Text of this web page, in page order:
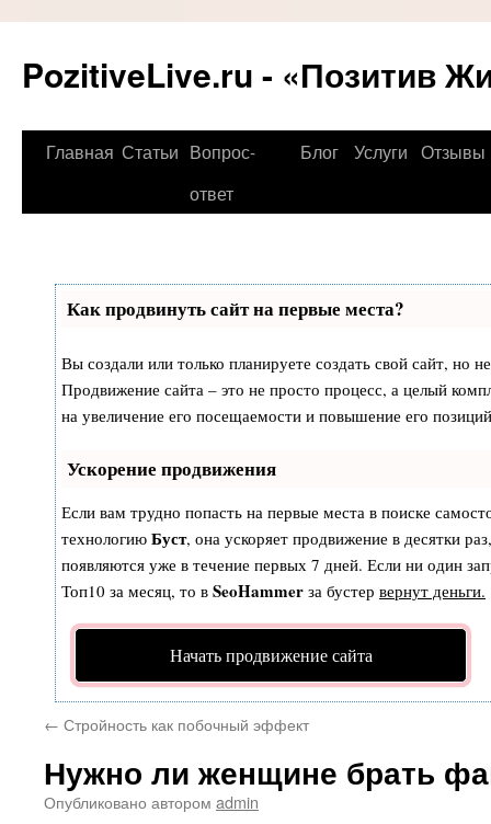
PozitiveLive.ru - «Позитив
Перейти
Главная Статьи Вопрос-
ответ
Блог Услуги Отзывы
Как продвинуть сайт на первые места?
Вы создали или только планируете создать свой сайт, но
Продвижение сайта – это не просто процесс, а целый
на увеличение его посещаемости и повышение его
Ускорение продвижения
Если вам трудно попасть на первые места в поиске
технологию Буст, она ускоряет продвижение в десятки
появляются уже в течение первых 7 дней. Если ни один
Топ10 за месяц, то в SeoHammer за бустер вернут деньги.
Начать продвижение сайта
← Стройность как побочный эффект
Нужно ли женщине брать
Опубликовано автором admin